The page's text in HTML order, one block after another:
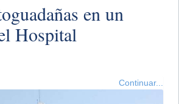
en un
Hospital
Continuar...